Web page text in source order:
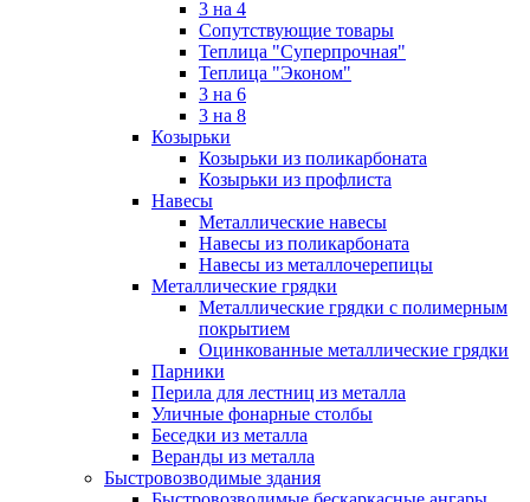
3 на 4
Сопутствующие товары
Теплица "Суперпрочная"
Теплица "Эконом"
3 на 6
3 на 8
Козырьки
Козырьки из поликарбоната
Козырьки из профлиста
Навесы
Металлические навесы
Навесы из поликарбоната
Навесы из металлочерепицы
Металлические грядки
Металлические грядки с полимерным
покрытием
Оцинкованные металлические грядки
Парники
Перила для лестниц из металла
Уличные фонарные столбы
Беседки из металла
Веранды из металла
Быстровозводимые здания